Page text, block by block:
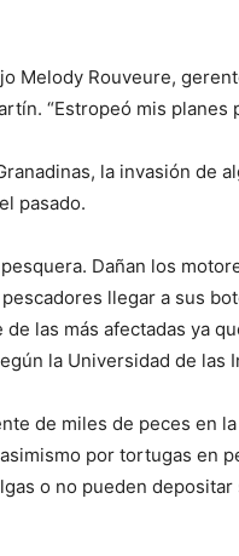
Melody Rouveure,
“Estropeó mis planes
la invasión de
pasado.
Dañan los
llegar a sus
las más afectadas ya
la Universidad de las
de miles de peces en
por tortugas en
o no pueden